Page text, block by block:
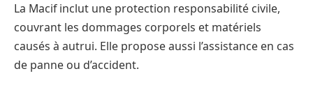
La Macif inclut une protection responsabilité civile,
couvrant les dommages corporels et matériels
causés à autrui. Elle propose aussi l’assistance en cas
de panne ou d’accident.